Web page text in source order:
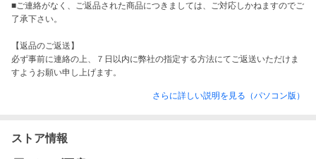
■ご連絡がなく、ご返品された商品につきましては、ご対応しかねますのでご
了承下さい。
【返品のご返送】
必ず事前に連絡の上、７日以内に弊社の指定する方法にてご返送いただけま
すようお願い申し上げます。
さらに詳しい説明を見る（パソコン版）
ストア情報